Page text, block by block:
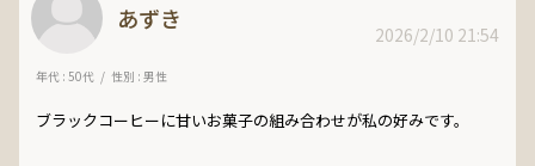
あずき
年代 : 50代 性別 : 男性
ブラックコーヒーに甘いお菓子の組み合わせが私の好みです。
2026/2/10 21:54